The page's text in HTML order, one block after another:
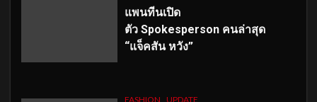
แพนทีนเปิด
ตัว Spokesperson คนล่าสุด
“แจ็คสัน หวัง”
FASHION UPDATE